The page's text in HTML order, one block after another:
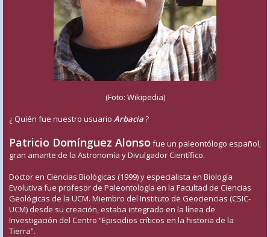
(Foto: Wikipedia)
¿ Quién fue nuestro usuario Arbacia?
Patricio Domínguez Alonso fue un paleontólogo español,
gran amante de la Astronomía y Divulgador Científico.
Doctor en Ciencias Biológicas (1999) y especialista en Biología
Evolutiva fue profesor de Paleontología en la Facultad de Ciencias
Geológicas de la UCM. Miembro del Instituto de Geociencias (CSIC-
UCM) desde su creación, estaba integrado en la línea de
Investigación del Centro “Episodios críticos en la historia de la
Tierra”.